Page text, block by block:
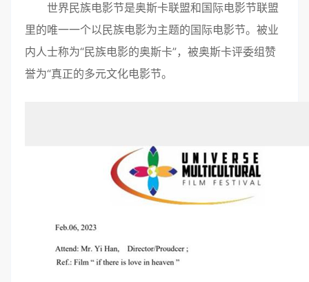
世界民族电影节是奥斯卡联盟和国际电影节联盟
里的唯一一个以民族电影为主题的国际电影节。被业
内人士称为“民族电影的奥斯卡”，被奥斯卡评委组赞
誉为“真正的多元文化电影节。